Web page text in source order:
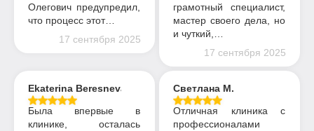
Олегович предупредил,
что процесс этот…
17 сентября 2025
грамотный специалист,
мастер своего дела, но
и чуткий,…
17 сентября 2025
Ekaterina Beresneva
Была впервые в
клинике, осталась
Светлана М.
Отличная клиника с
профессионалами